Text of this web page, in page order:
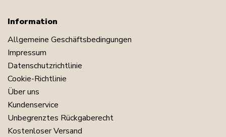
Information
Allgemeine Geschäftsbedingungen
Impressum
Datenschutzrichtlinie
Cookie-Richtlinie
Über uns
Kundenservice
Unbegrenztes Rückgaberecht
Kostenloser Versand